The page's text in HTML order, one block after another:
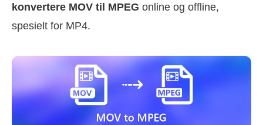
konvertere MOV til MPEG online og offline,
spesielt for MP4.